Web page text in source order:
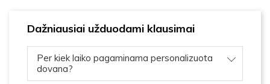
Dažniausiai užduodami klausimai
Per kiek laiko pagaminama personalizuota
dovana?